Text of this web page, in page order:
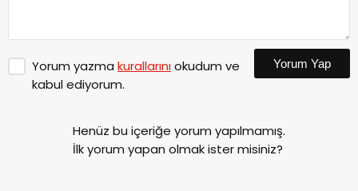
Yorum yazma kurallarınıokudum ve
kabul ediyorum.
Yorum Yap
Henüz bu içeriğe yorum yapılmamış.
İlk yorum yapan olmak ister misiniz?